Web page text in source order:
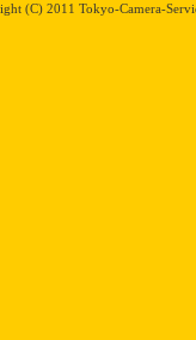
(C) 2011 Tokyo-Camera-